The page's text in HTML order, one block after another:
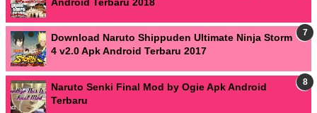
Download Naruto Shippuden Ultimate Ninja Storm
4 v2.0 Apk Android Terbaru 2017
Naruto Senki Final Mod by Ogie Apk Android
Terbaru